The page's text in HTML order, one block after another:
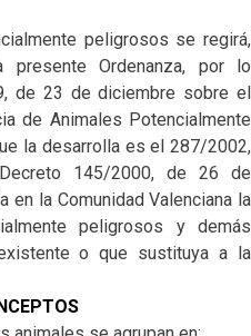
peligrosos se regirá,
Ordenanza, por lo
de 23 de diciembre sobre el
de Animales Potencialmente
la desarrolla es el 287/2002,
145/2000, de 26 de
en la Comunidad Valenciana la
peligrosos y demás
o que sustituya a la